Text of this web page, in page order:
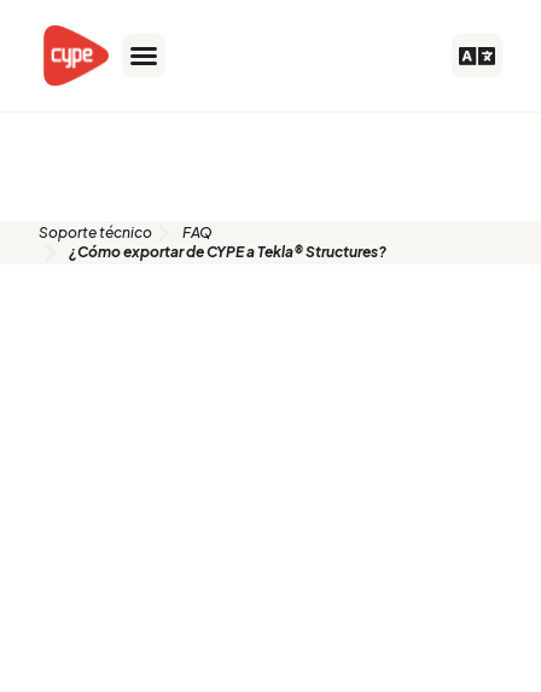
contenido
Soporte técnico
FAQ
¿Cómo exportar de CYPE a Tekla® Structures?